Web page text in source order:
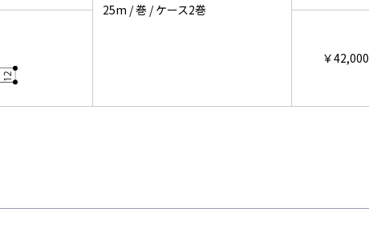
25m / 巻 / ケース2巻
￥42,000